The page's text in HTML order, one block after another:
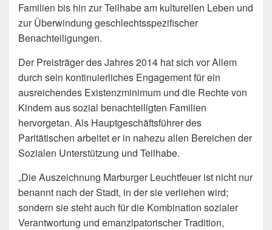
Familien bis hin zur Teilhabe am kulturellen Leben und
zur Überwindung geschlechtsspezifischer
Benachteiligungen.
Der Preisträger des Jahres 2014 hat sich vor Allem
durch sein kontinuierliches Engagement für ein
ausreichendes Existenzminimum und die Rechte von
Kindern aus sozial benachteiligten Familien
hervorgetan. Als Hauptgeschäftsführer des
Paritätischen arbeitet er in nahezu allen Bereichen der
Sozialen Unterstützung und Teilhabe.
„Die Auszeichnung Marburger Leuchtfeuer ist nicht nur
benannt nach der Stadt, in der sie verliehen wird;
sondern sie steht auch für die Kombination sozialer
Verantwortung und emanzipatorischer Tradition,